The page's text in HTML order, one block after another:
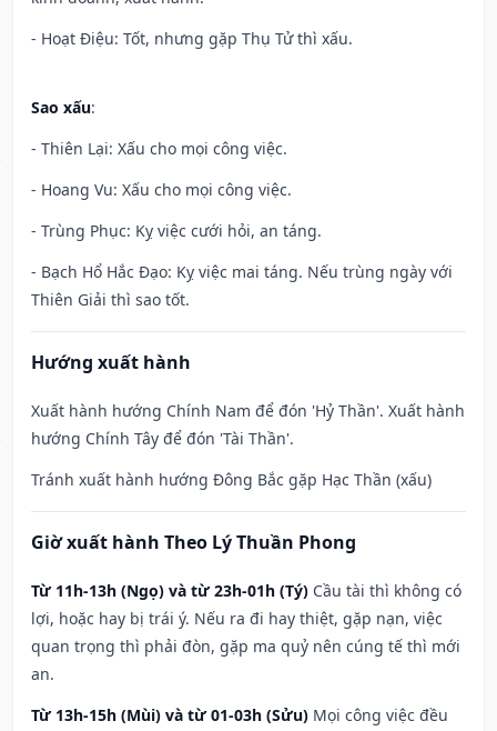
- Hoạt Điệu: Tốt, nhưng gặp Thụ Tử thì xấu.
Sao xấu:
- Thiên Lại: Xấu cho mọi công việc.
- Hoang Vu: Xấu cho mọi công việc.
- Trùng Phục: Kỵ việc cưới hỏi, an táng.
- Bạch Hổ Hắc Đạo: Kỵ việc mai táng. Nếu trùng ngày với
Thiên Giải thì sao tốt.
Hướng xuất hành
Xuất hành hướng Chính Nam để đón 'Hỷ Thần'. Xuất hành
hướng Chính Tây để đón 'Tài Thần'.
Tránh xuất hành hướng Đông Bắc gặp Hạc Thần (xấu)
Giờ xuất hành Theo Lý Thuần Phong
Từ 11h-13h (Ngọ) và từ 23h-01h (Tý) Cầu tài thì không có
lợi, hoặc hay bị trái ý. Nếu ra đi hay thiệt, gặp nạn, việc
quan trọng thì phải đòn, gặp ma quỷ nên cúng tế thì mới
an.
Từ 13h-15h (Mùi) và từ 01-03h (Sửu) Mọi công việc đều